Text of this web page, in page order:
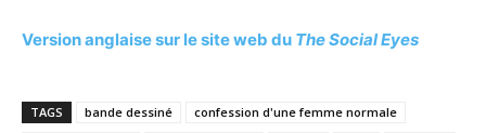
Version anglaise sur le site web du The Social Eyes
TAGS bande dessiné
confession d'une femme normale